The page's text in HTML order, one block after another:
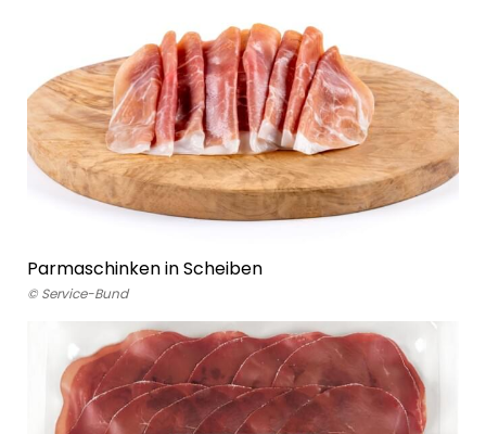
Parmaschinken in Scheiben
© Service-Bund